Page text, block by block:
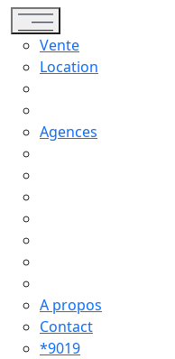
Toggle navigation
Vente
Location
Agences
A propos
Contact
*9019